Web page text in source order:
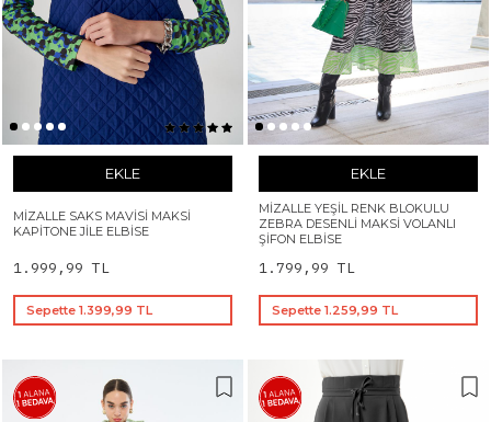
EKLE
MIZALLE SAKS MAVISI MAKSI
KAPITONE JILE ELBISE
1.999,99 TL
Sepette 1.399,99 TL
EKLE
MIZALLE YEŞIL RENK BLOKULU
ZEBRA DESENLI MAKSI VOLANLI
ŞIFON ELBISE
1.799,99 TL
Sepette 1.259,99 TL